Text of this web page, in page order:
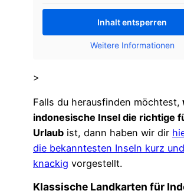
Inhalt entsperren
Weitere Informationen
>
Falls du herausfinden möchtest,
indonesische Insel die richtige
Urlaub ist, dann haben wir dir
die bekanntesten Inseln kurz und
knackig vorgestellt.
Klassische Landkarten für